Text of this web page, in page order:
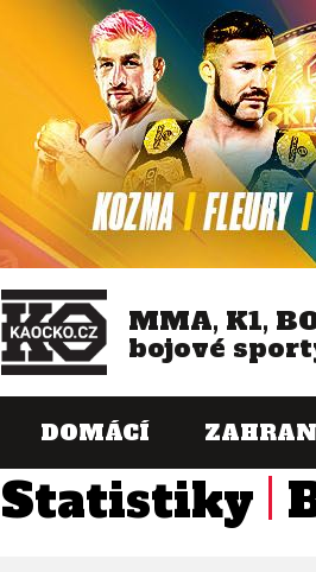
MMA, K1,
bojové
DOMÁCÍ
Statistiky